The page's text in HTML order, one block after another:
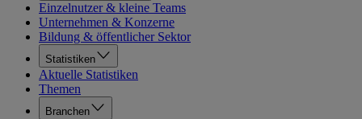
Einzelnutzer & kleine Teams
Unternehmen & Konzerne
Bildung & öffentlicher Sektor
Statistiken
Aktuelle Statistiken
Themen
Branchen